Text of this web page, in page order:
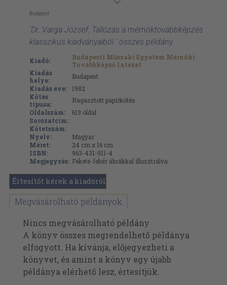
Budapest
'Dr. Varga József: Tallózás a mérnöktovábbképzés
klasszikus kiadványaiból ' összes példány
Kiadó:
Budapesti Műszaki Egyetem Mérnöki
Továbbképző Intézet
Kiadás
helye:
Budapest
Kiadás éve:
1982
Kötés
típusa:
Ragasztott papírkötés
Oldalszám:
613 oldal
Sorozatcím:
Kötetszám:
Nyelv:
Magyar
Méret:
24 cm x 16 cm
ISBN:
963-431-911-4
Megjegyzés: Fekete-fehér ábrákkal illusztrálva.
Értesítőt kérek a kiadóról
Megvásárolható példányok
Nincs megvásárolható példány
A könyv összes megrendelhető példánya
elfogyott. Ha kívánja, előjegyezheti a
könyvet, és amint a könyv egy újabb
példánya elérhető lesz, értesítjük.